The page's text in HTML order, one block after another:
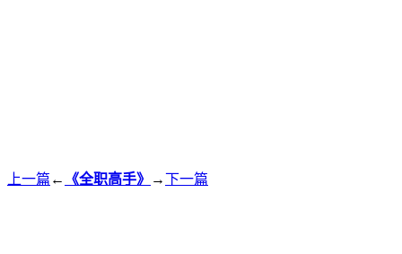
上一篇 ← 《全职高手》 →下一篇